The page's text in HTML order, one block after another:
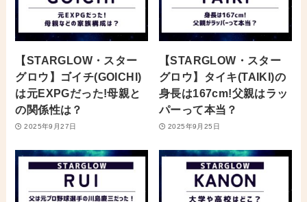
【STARGLOW・スター
グロウ】ゴイチ(GOICHI)
は元EXPGだった!母親と
の関係性は？
2025年9月27日
【STARGLOW・スター
グロウ】タイキ(TAIKI)の
身長は167cm!父親はラッ
パーって本当？
2025年9月25日